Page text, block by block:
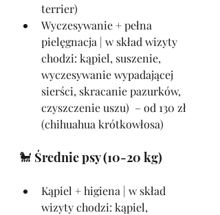
terrier)
Wyczesywanie + pełna
pielęgnacja | w skład wizyty
chodzi: kąpiel, suszenie,
wyczesywanie wypadającej
sierści, skracanie pazurków,
czyszczenie uszu)  – od 130 zł
(chihuahua krótkowłosa)
🐩 Średnie psy (10-20 kg)
Kąpiel + higiena | w skład
wizyty chodzi: kąpiel,